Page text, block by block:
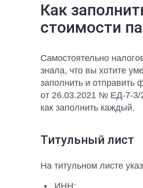
Как
стоимости
Самостоятельно
знала, что вы хотите
заполнить и
от 26.03.2021 № ЕД-7-3/
как заполнить каждый.
Титульный лист
На титульном листе
ИНН;